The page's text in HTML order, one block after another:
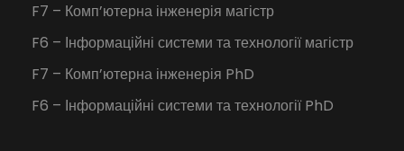
F7 – Комп’ютерна інженерія магістр
F6 – Інформаційні системи та технології магістр
F7 – Комп’ютерна інженерія PhD
F6 – Інформаційні системи та технології PhD